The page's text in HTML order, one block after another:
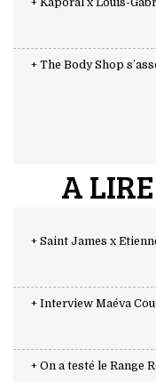
+ Kaporal x Louis-
+ The Body Shop
A
+ Saint James x
+ Interview Maéva
+ On a testé le Range